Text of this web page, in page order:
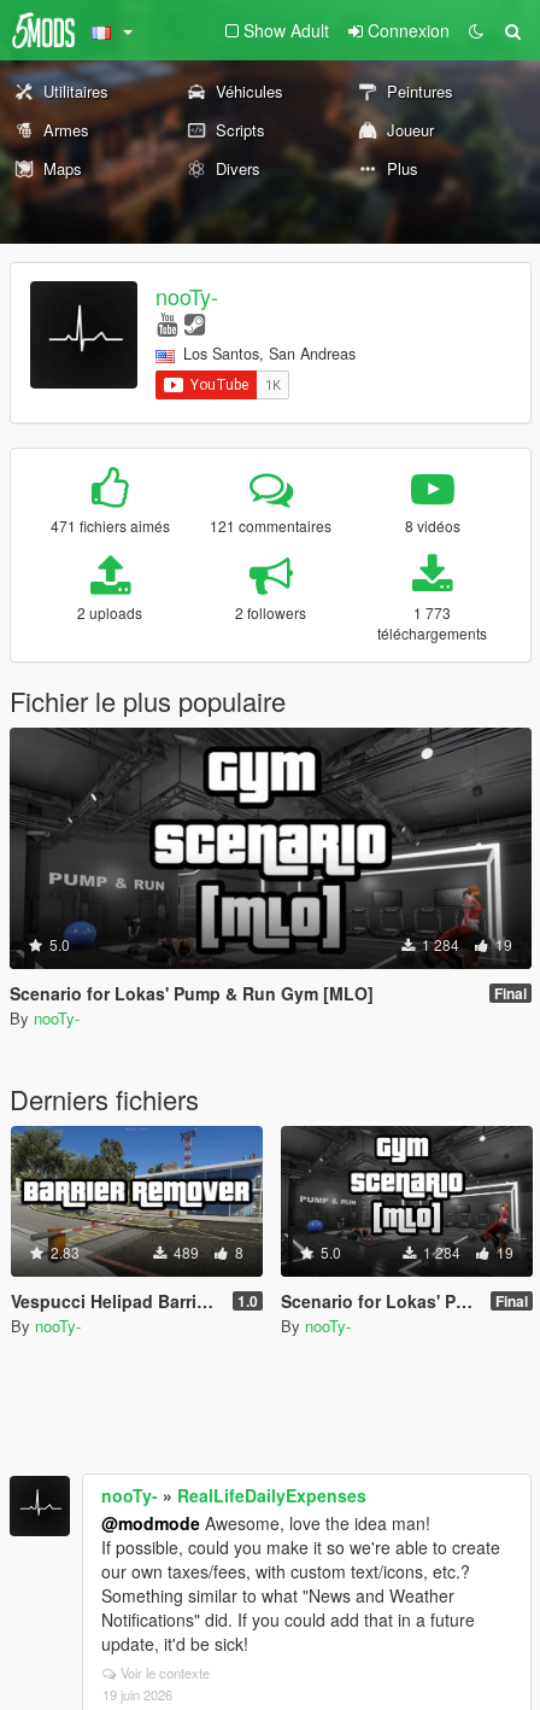
Show Adult Connexion
Utilitaires Véhicules
Peintures
Armes
Scripts
Joueur
Maps
Divers Plus
nooTy-
Los Santos, San Andreas
471 fichiers aimés 121 commentaires 8 vidéos
2 uploads 2 followers
1 773
téléchargements
Fichier le plus populaire
5.0 1 284 19
Scenario for Lokas' Pump & Run Gym [MLO] Final
By nooTy-
Derniers fichiers
2.83 489 8
Vespucci Helipad Barrier Remover [OIV] 1.0
By nooTy-
5.0 1 284 19
Scenario for Lokas' Pump & Run Gym [MLO] Final
By nooTy-
nooTy- » RealLifeDailyExpenses
@modmode Awesome, love the idea man!
If possible, could you make it so we're able to create
our own taxes/fees, with custom text/icons, etc.?
Something similar to what "News and Weather
Notifications" did. If you could add that in a future
update, it'd be sick!
Voir le contexte
19 juin 2026